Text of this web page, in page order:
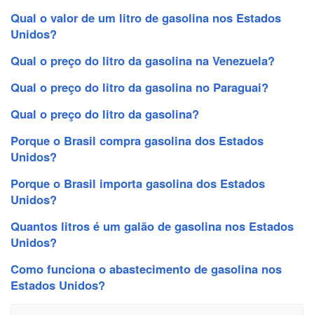
Qual o valor de um litro de gasolina nos Estados
Unidos?
Qual o preço do litro da gasolina na Venezuela?
Qual o preço do litro da gasolina no Paraguai?
Qual o preço do litro da gasolina?
Porque o Brasil compra gasolina dos Estados
Unidos?
Porque o Brasil importa gasolina dos Estados
Unidos?
Quantos litros é um galão de gasolina nos Estados
Unidos?
Como funciona o abastecimento de gasolina nos
Estados Unidos?